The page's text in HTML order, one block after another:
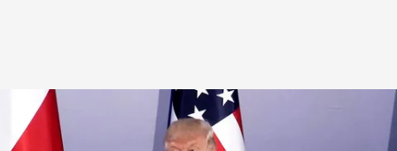
cuatro.com
08 DIC 2019 - 23:10h.